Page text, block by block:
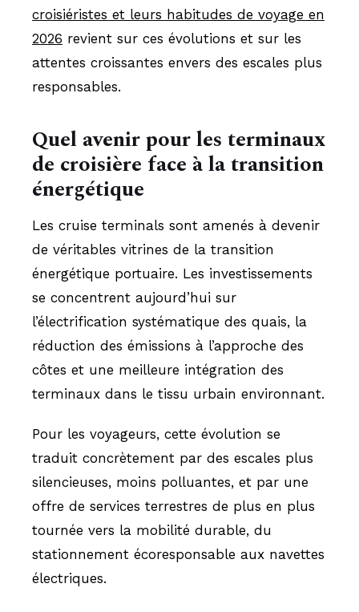
croisiéristes et leurs habitudes de voyage en
2026 revient sur ces évolutions et sur les
attentes croissantes envers des escales plus
responsables.
Quel avenir pour les terminaux
de croisière face à la transition
énergétique
Les cruise terminals sont amenés à devenir
de véritables vitrines de la transition
énergétique portuaire. Les investissements
se concentrent aujourd’hui sur
l’électrification systématique des quais, la
réduction des émissions à l’approche des
côtes et une meilleure intégration des
terminaux dans le tissu urbain environnant.
Pour les voyageurs, cette évolution se
traduit concrètement par des escales plus
silencieuses, moins polluantes, et par une
offre de services terrestres de plus en plus
tournée vers la mobilité durable, du
stationnement écoresponsable aux navettes
électriques.